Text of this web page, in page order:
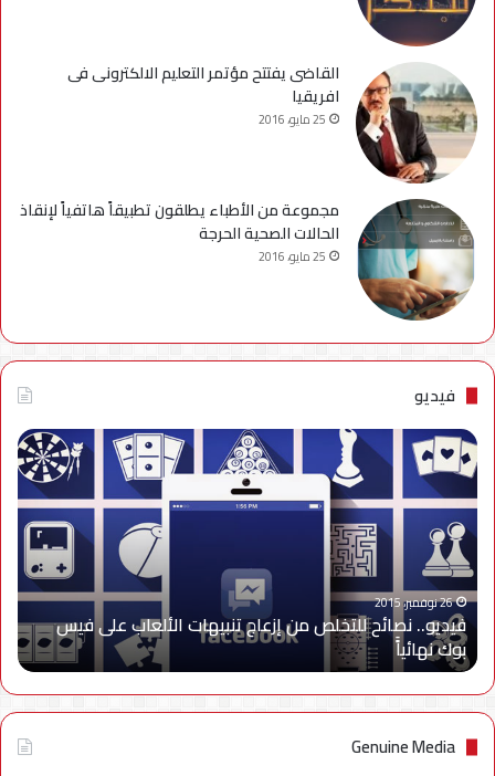
القاضى يفتتح مؤتمر التعليم الالكترونى فى
افريقيا
25 مايو، 2016
مجموعة من الأطباء يطلقون تطبيقاً هاتفياً لإنقاذ
الحالات الصحية الحرجة
25 مايو، 2016
فيديو
فيديو..
نصائح
للتخلص
من
إزعاج
تنبيهات
الألعاب
على
فيس
بوك
نهائياًَ
26 نوفمبر، 2015
فيديو.. نصائح للتخلص من إزعاج تنبيهات الألعاب على فيس
بوك نهائياًَ
Genuine Media